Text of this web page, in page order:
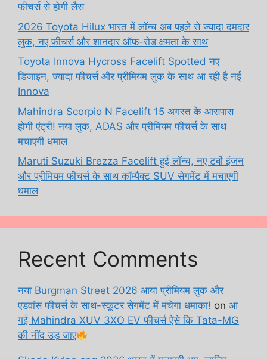
फीचर्स से होगी लैस
2026 Toyota Hilux भारत में लॉन्च अब पहले से ज्यादा दमदार
लुक, नए फीचर्स और शानदार ऑफ-रोड क्षमता के साथ
Toyota Innova Hycross Facelift Spotted नए
डिजाइन, ज्यादा फीचर्स और प्रीमियम लुक के साथ आ रही है नई
Innova
Mahindra Scorpio N Facelift 15 अगस्त के आसपास
होगी एंट्री! नया लुक, ADAS और प्रीमियम फीचर्स के साथ
मचाएगी धमाल
Maruti Suzuki Brezza Facelift हुई लॉन्च, नए टर्बो इंजन
और प्रीमियम फीचर्स के साथ कॉम्पैक्ट SUV सेगमेंट में मचाएगी
धमाल
Recent Comments
नया Burgman Street 2026 आया प्रीमियम लुक और
एडवांस फीचर्स के साथ-स्कूटर सेगमेंट में मचेगा धमाका! on आ
गई Mahindra XUV 3XO EV फीचर्स ऐसे कि Tata-MG
की नींद उड़ जाए